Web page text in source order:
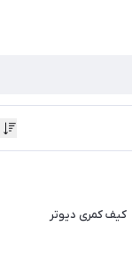
کیف کمری دیوتر